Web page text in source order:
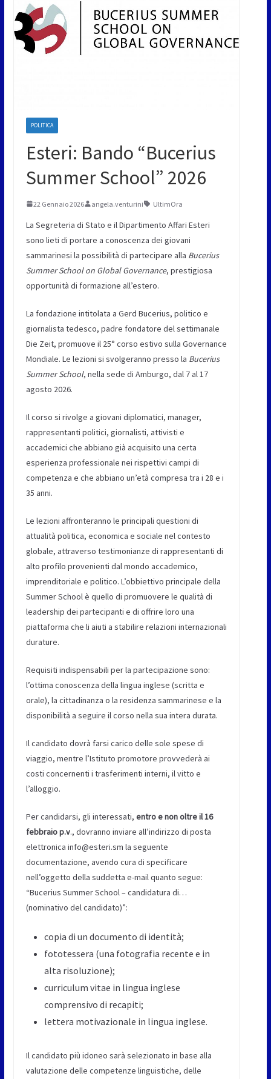
POLITICA
Esteri: Bando “Bucerius
Summer School” 2026
22 Gennaio 2026 angela.venturini UltimOra
La Segreteria di Stato e il Dipartimento Affari Esteri
sono lieti di portare a conoscenza dei giovani
sammarinesi la possibilità di partecipare alla Bucerius
Summer School on Global Governance, prestigiosa
opportunità di formazione all’estero.
La fondazione intitolata a Gerd Bucerius, politico e
giornalista tedesco, padre fondatore del settimanale
Die Zeit, promuove il 25° corso estivo sulla Governance
Mondiale. Le lezioni si svolgeranno presso la Bucerius
Summer School, nella sede di Amburgo, dal 7 al 17
agosto 2026.
Il corso si rivolge a giovani diplomatici, manager,
rappresentanti politici, giornalisti, attivisti e
accademici che abbiano già acquisito una certa
esperienza professionale nei rispettivi campi di
competenza e che abbiano un’età compresa tra i 28 e i
35 anni.
Le lezioni affronteranno le principali questioni di
attualità politica, economica e sociale nel contesto
globale, attraverso testimonianze di rappresentanti di
alto profilo provenienti dal mondo accademico,
imprenditoriale e politico. L’obbiettivo principale della
Summer School è quello di promuovere le qualità di
leadership dei partecipanti e di offrire loro una
piattaforma che li aiuti a stabilire relazioni internazionali
durature.
Requisiti indispensabili per la partecipazione sono:
l’ottima conoscenza della lingua inglese (scritta e
orale), la cittadinanza o la residenza sammarinese e la
disponibilità a seguire il corso nella sua intera durata.
Il candidato dovrà farsi carico delle sole spese di
viaggio, mentre l’Istituto promotore provvederà ai
costi concernenti i trasferimenti interni, il vitto e
l’alloggio.
Per candidarsi, gli interessati, entro e non oltre il 16
febbraio p.v., dovranno inviare all’indirizzo di posta
elettronica info@esteri.sm la seguente
documentazione, avendo cura di specificare
nell’oggetto della suddetta e-mail quanto segue:
“Bucerius Summer School – candidatura di…
(nominativo del candidato)”:
copia di un documento di identità;
fototessera (una fotografia recente e in
alta risoluzione);
curriculum vitae in lingua inglese
comprensivo di recapiti;
lettera motivazionale in lingua inglese.
Il candidato più idoneo sarà selezionato in base alla
valutazione delle competenze linguistiche, delle